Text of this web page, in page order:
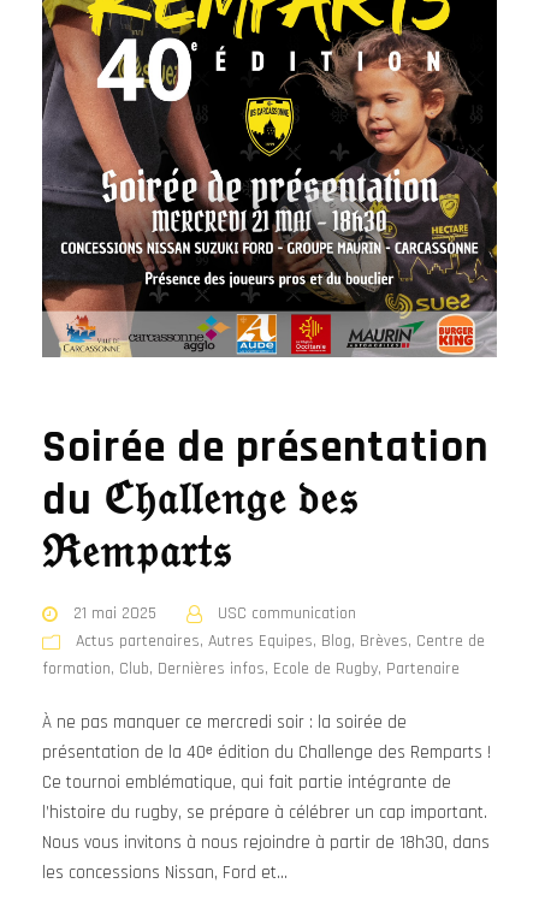
Soirée de présentation
du ℭ𝔥𝔞𝔩𝔩𝔢𝔫𝔤𝔢 𝔡𝔢𝔰
ℜ𝔢𝔪𝔭𝔞𝔯𝔱𝔰
21 mai 2025
USC communication
Actus partenaires, Autres Equipes, Blog, Brèves, Centre de
formation, Club, Dernières infos, Ecole de Rugby, Partenaire
À ne pas manquer ce mercredi soir : la soirée de
présentation de la 40ᵉ édition du Challenge des Remparts !
Ce tournoi emblématique, qui fait partie intégrante de
l’histoire du rugby, se prépare à célébrer un cap important.
Nous vous invitons à nous rejoindre à partir de 18h30, dans
les concessions Nissan, Ford et...